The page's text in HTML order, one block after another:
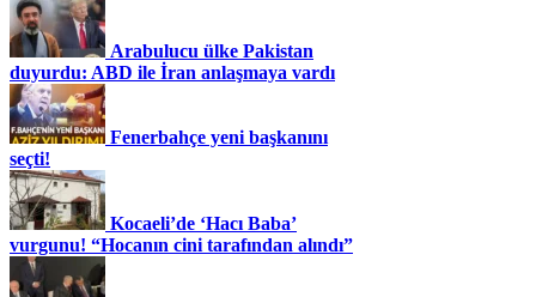
Arabulucu ülke Pakistan
duyurdu: ABD ile İran anlaşmaya vardı
Fenerbahçe yeni başkanını
seçti!
Kocaeli’de ‘Hacı Baba’
vurgunu! “Hocanın cini tarafından alındı”